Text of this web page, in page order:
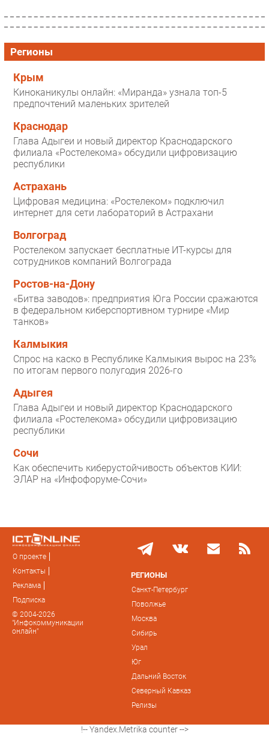
Регионы
Крым
Киноканикулы онлайн: «Миранда» узнала топ-5
предпочтений маленьких зрителей
Краснодар
Глава Адыгеи и новый директор Краснодарского
филиала «Ростелекома» обсудили цифровизацию
республики
Астрахань
Цифровая медицина: «Ростелеком» подключил
интернет для сети лабораторий в Астрахани
Волгоград
Ростелеком запускает бесплатные ИТ-курсы для
сотрудников компаний Волгограда
Ростов-на-Дону
«Битва заводов»: предприятия Юга России сражаются
в федеральном киберспортивном турнире «Мир
танков»
Калмыкия
Спрос на каско в Республике Калмыкия вырос на 23%
по итогам первого полугодия 2026-го
Адыгея
Глава Адыгеи и новый директор Краснодарского
филиала «Ростелекома» обсудили цифровизацию
республики
Сочи
Как обеспечить киберустойчивость объектов КИИ:
ЭЛАР на «Инфофоруме-Сочи»
О проекте
Контакты
Реклама
Подписка
© 2004-2026
"Инфокоммуникации
онлайн"
РЕГИОНЫ
Санкт-Петербург
Поволжье
Москва
Сибирь
Урал
Юг
Дальний Восток
Северный Кавказ
Релизы
!-- Yandex.Metrika counter -->